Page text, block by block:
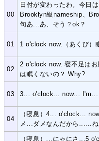
00
日付が変わったわ。今日は
Brooklyn級nameship、
句あ...あ、そう？ok？
01 1 o'clock now.（あくび）
02
2 o'clock now. 寝不足は
は眠くないの？ Why?
03 3... o'clock... now... I'm...
04
（寝息）4... o'clock...
メ...ダメなんだから......ね
（寝息）...にゃにさ...5